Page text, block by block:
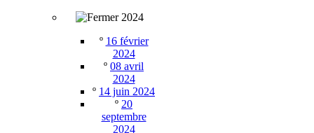
2024
º 16 février
2024
º 08 avril
2024
º 14 juin 2024
º 20
septembre
2024